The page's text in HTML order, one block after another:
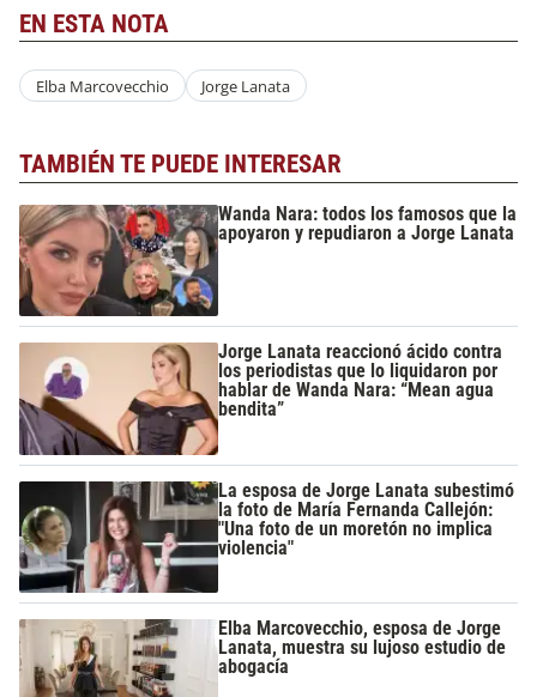
EN ESTA NOTA
Elba Marcovecchio Jorge Lanata
TAMBIÉN TE PUEDE INTERESAR
Wanda Nara: todos los famosos que la
apoyaron y repudiaron a Jorge Lanata
Jorge Lanata reaccionó ácido contra
los periodistas que lo liquidaron por
hablar de Wanda Nara: “Mean agua
bendita”
La esposa de Jorge Lanata subestimó
la foto de María Fernanda Callejón:
"Una foto de un moretón no implica
violencia"
Elba Marcovecchio, esposa de Jorge
Lanata, muestra su lujoso estudio de
abogacía